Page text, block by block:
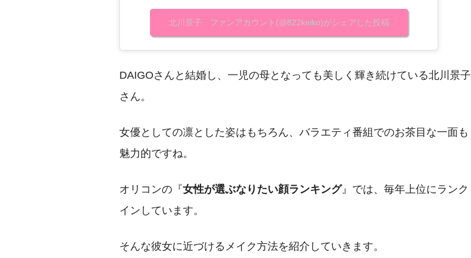
北川景子 ファンアカウント(@822keiko)がシェアした投稿
DAIGOさんと結婚し、一児の母となっても美しく輝き続けている北川景子
さん。
女優としての凛とした姿はもちろん、バラエティ番組でのお茶目な一面も
魅力的ですね。
オリコンの『女性が選ぶなりたい顔ランキング』では、毎年上位にランク
インしています。
そんな彼女に近づけるメイク方法を紹介していきます。